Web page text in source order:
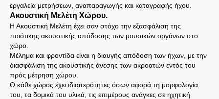
εργαλεία μετρήσεων, αναπαραγωγής και καταγραφής ήχου.
Ακουστική Μελέτη Χώρου.
Η Ακουστική Μελέτη έχει σαν στόχο την εξασφάλιση της
ποιότικης ακουστικής απόδοσης των μουσικών οργάνων στο
χώρο.
Μέλημα και φροντίδα είναι η διαυγής απόδοση των ήχων, με την
διασφάλιση της ακουστικής άνεσης των ακροατών εντός του
πρός μέτρηση χώρου.
Ο κάθε χώρος έχει ιδιαιτερότητες όσων αφορά τη μορφολογία
του, τα δομικά του υλικά, τις επιμέρους ανάγκες σε ηχητική